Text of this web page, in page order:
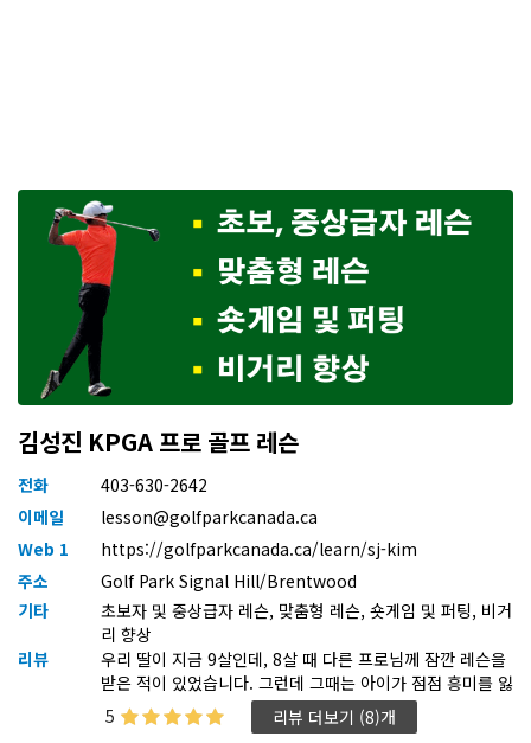
김성진 KPGA 프로 골프 레슨
전화
403-630-2642
이메일
lesson@golfparkcanada.ca
Web 1
https://golfparkcanada.ca/learn/sj-kim
주소
Golf Park Signal Hill/Brentwood
기타
초보자 및 중상급자 레슨, 맞춤형 레슨, 숏게임 및 퍼팅, 비거
리 향상
리뷰
우리 딸이 지금 9살인데, 8살 때 다른 프로님께 잠깐 레슨을
받은 적이 있었습니다. 그런데 그때는 아이가 점점 흥미를 잃
어서 한동안 골프를 쉬게 됐어요. 이번에 김성진 프로님께 다
시 레슨을 시작했는데, 프로님께서 아이 눈높이에 맞춰 너무
5 리뷰 더보기 (8)개